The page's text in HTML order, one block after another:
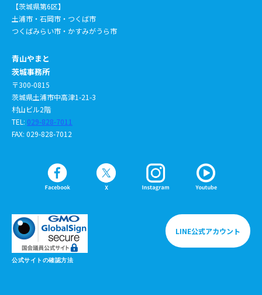
【茨城県第6区】
土浦市・石岡市・つくば市
つくばみらい市・かすみがうら市
青山やまと
茨城事務所
〒300-0815
茨城県土浦市中高津1-21-3
村山ビル2階
TEL: 029-828-7011
FAX: 029-828-7012
公式サイトの確認方法
LINE公式アカウント